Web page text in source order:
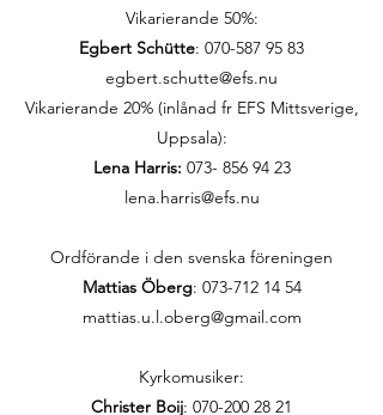
Vikarierande 50%:
Egbert Schütte: 070-587 95 83
egbert.schutte@efs.nu
Vikarierande 20% (inlånad fr EFS Mittsverige,
Uppsala):
Lena Harris: 073- 856 94 23
lena.harris@efs.nu
Ordförande i den svenska föreningen
Mattias Öberg: 073-712 14 54
mattias.u.l.oberg@gmail.com
Kyrkomusiker:
Christer Boij: 070-200 28 21